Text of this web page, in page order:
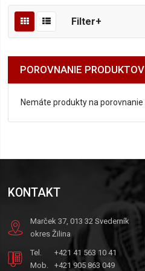
Filter+
POROVNANIE PRODUKTOV
Nemáte produkty na porovnanie
KONTAKT
Marček 37, 013 32 Svederník
okres Žilina
Tel.
+421 41 563 10 41
Mob.
+421 905 863 049